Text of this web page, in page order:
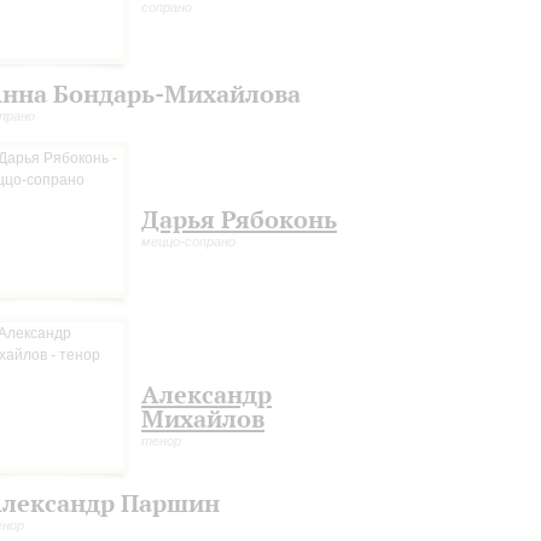
сопрано
Бондарь-Михайлова
Дарья Рябоконь
меццо-сопрано
Александр
Михайлов
тенор
Паршин